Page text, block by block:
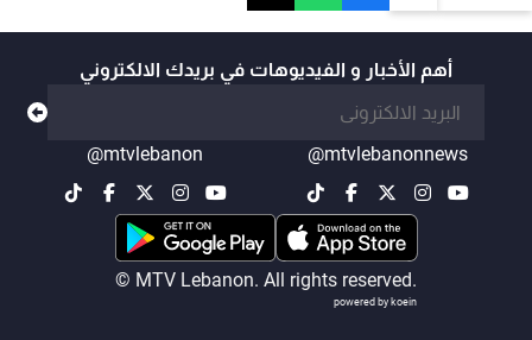
أهم الأخبار و الفيديوهات في بريدك الالكتروني
@mtvlebanonnews
@mtvlebanon
© MTV Lebanon. All rights reserved.
powered by koein